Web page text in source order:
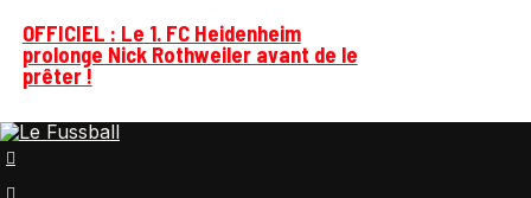
OFFICIEL : Le 1. FC Heidenheim
prolonge Nick Rothweiler avant de le
prêter !